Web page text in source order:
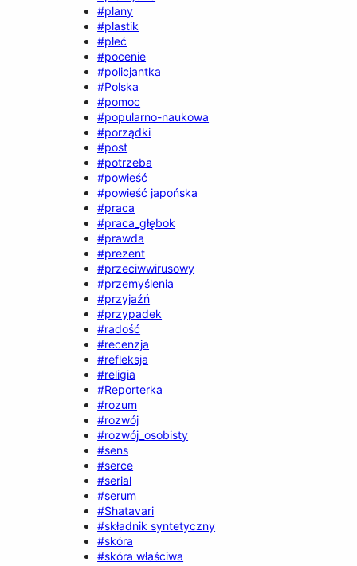
#plany
#plastik
#płeć
#pocenie
#policjantka
#Polska
#pomoc
#popularno-naukowa
#porządki
#post
#potrzeba
#powieść
#powieść japońska
#praca
#praca_głębok
#prawda
#prezent
#przeciwwirusowy
#przemyślenia
#przyjaźń
#przypadek
#radość
#recenzja
#refleksja
#religia
#Reporterka
#rozum
#rozwój
#rozwój_osobisty
#sens
#serce
#serial
#serum
#Shatavari
#składnik syntetyczny
#skóra
#skóra właściwa